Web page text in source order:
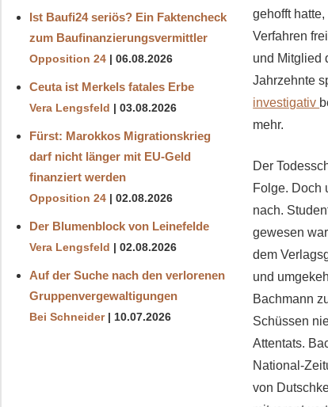
gehofft
Verfahren
und Mitglied
Jahrzehnte
investigativ
mehr.
Der
Folge. Doch
nach.
gewesen
dem
und
Bachmann
Schüssen
Attentats.
National-
von
Ist Baufi24 seriös? Ein Faktencheck
zum Baufinanzierungsvermittler
Opposition 24 06.08.2026
Ceuta ist Merkels fatales Erbe
Vera Lengsfeld 03.08.2026
Fürst: Marokkos Migrationskrieg
darf nicht länger mit EU-Geld
finanziert werden
Opposition 24 02.08.2026
Der Blumenblock von Leinefelde
Vera Lengsfeld 02.08.2026
Auf der Suche nach den verlorenen
Gruppenvergewaltigungen
Bei Schneider 10.07.2026